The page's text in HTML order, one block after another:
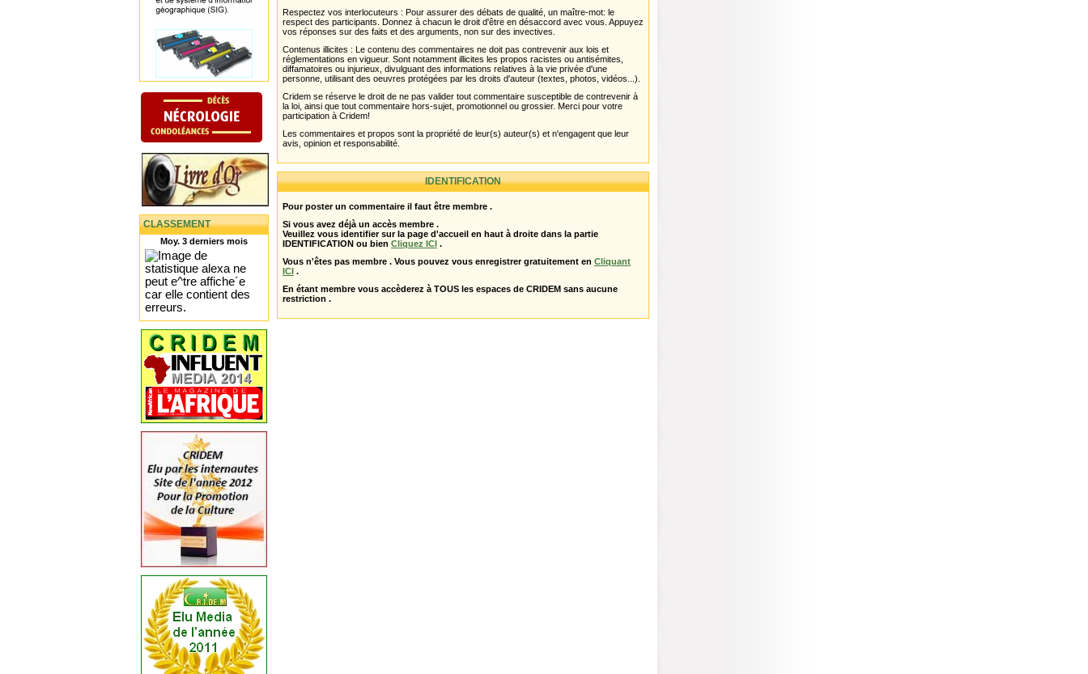
CLASSEMENT
Moy. 3 derniers mois
Respectez vos interlocuteurs : Pour assurer des débats de qualité, un maître-mot: le
respect des participants. Donnez à chacun le droit d'être en désaccord avec vous. Appuyez
vos réponses sur des faits et des arguments, non sur des invectives.
Contenus illicites : Le contenu des commentaires ne doit pas contrevenir aux lois et
réglementations en vigueur. Sont notamment illicites les propos racistes ou antisémites,
diffamatoires ou injurieux, divulguant des informations relatives à la vie privée d'une
personne, utilisant des oeuvres protégées par les droits d'auteur (textes, photos, vidéos...).
Cridem se réserve le droit de ne pas valider tout commentaire susceptible de contrevenir à
la loi, ainsi que tout commentaire hors-sujet, promotionnel ou grossier. Merci pour votre
participation à Cridem!
Les commentaires et propos sont la propriété de leur(s) auteur(s) et n'engagent que leur
avis, opinion et responsabilité.
IDENTIFICATION
Pour poster un commentaire il faut être membre .
Si vous avez déjà un accès membre .
Veuillez vous identifier sur la page d'accueil en haut à droite dans la partie
IDENTIFICATION ou bien Cliquez ICI .
Vous n'êtes pas membre . Vous pouvez vous enregistrer gratuitement en Cliquant
ICI .
En étant membre vous accèderez à TOUS les espaces de CRIDEM sans aucune
restriction .